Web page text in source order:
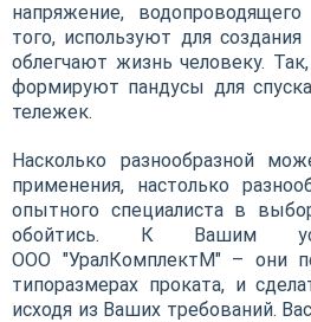
напряжение,
того, используют для
облегчают жизнь человеку.
формируют пандусы для
тележек.
Насколько разнообразной
применения, настолько
опытного специалиста в
обойтись. К Вашим
ООО "УралКомплектМ" – они
типоразмерах проката, и
исходя из Ваших требований.